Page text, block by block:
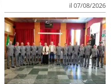
il 07/08/2026